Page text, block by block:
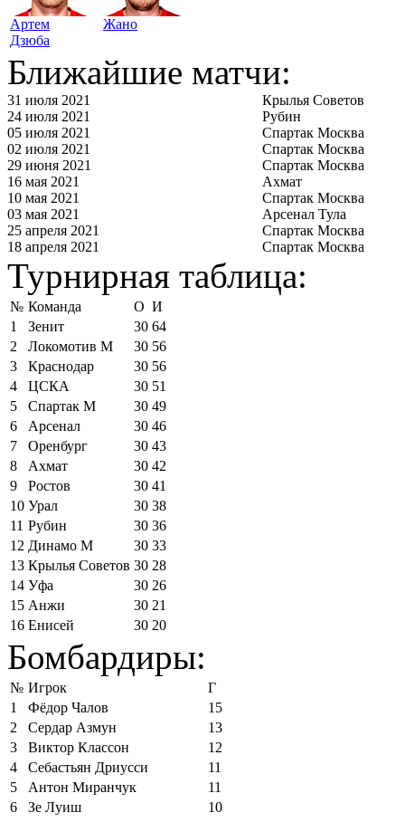
Артем
Дзюба
Жано
Ближайшие матчи:
31 июля 2021
Крылья Советов
24 июля 2021
Рубин
05 июля 2021
Спартак Москва
02 июля 2021
Спартак Москва
29 июня 2021
Спартак Москва
16 мая 2021
Ахмат
10 мая 2021
Спартак Москва
03 мая 2021
Арсенал Тула
25 апреля 2021
Спартак Москва
18 апреля 2021
Спартак Москва
Турнирная таблица:
№ Команда О И
1
Зенит 30 64
2
Локомотив М 30 56
3
Краснодар 30 56
4
ЦСКА 30 51
5
Спартак М 30 49
6
Арсенал 30 46
7
Оренбург 30 43
8
Ахмат 30 42
9
Ростов 30 41
10 Урал 30 38
11 Рубин 30 36
12 Динамо М 30 33
13 Крылья Советов 30 28
14 Уфа 30 26
15 Анжи 30 21
16 Енисей 30 20
Бомбардиры:
№ Игрок
Г
1
Фёдор Чалов
15
2
Сердар Азмун
13
3
Виктор Классон
12
4
Себастьян Дриусси
11
5
Антон Миранчук
11
6
Зе Луиш
10